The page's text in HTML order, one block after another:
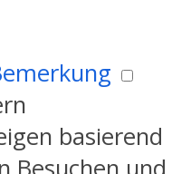
basierend